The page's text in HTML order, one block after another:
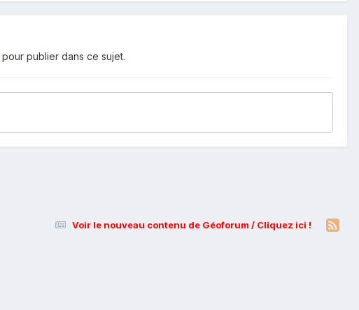
pour publier dans ce sujet.
Voir le nouveau contenu de Géoforum / Cliquez ici !